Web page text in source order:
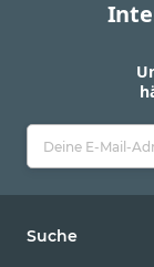
Suche